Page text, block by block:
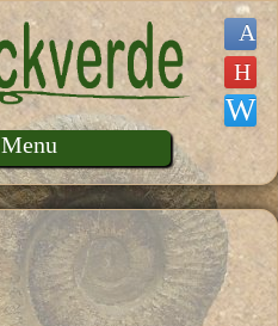
Menu